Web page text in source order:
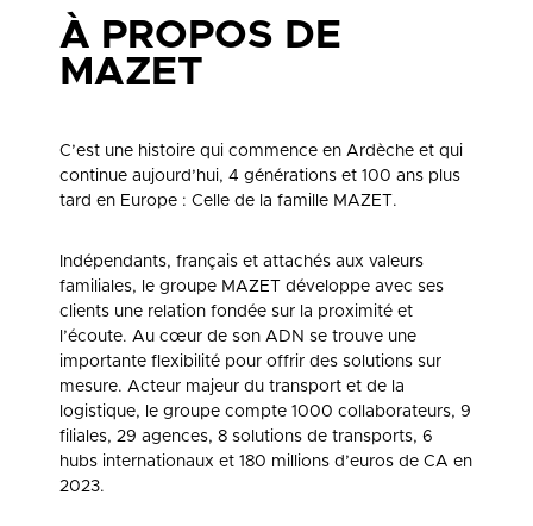
À PROPOS DE
MAZET
C’est une histoire qui commence en Ardèche et qui
continue aujourd’hui, 4 générations et 100 ans plus
tard en Europe : Celle de la famille MAZET.
Indépendants, français et attachés aux valeurs
familiales, le groupe MAZET développe avec ses
clients une relation fondée sur la proximité et
l’écoute. Au cœur de son ADN se trouve une
importante flexibilité pour offrir des solutions sur
mesure. Acteur majeur du transport et de la
logistique, le groupe compte 1000 collaborateurs, 9
filiales, 29 agences, 8 solutions de transports, 6
hubs internationaux et 180 millions d’euros de CA en
2023.